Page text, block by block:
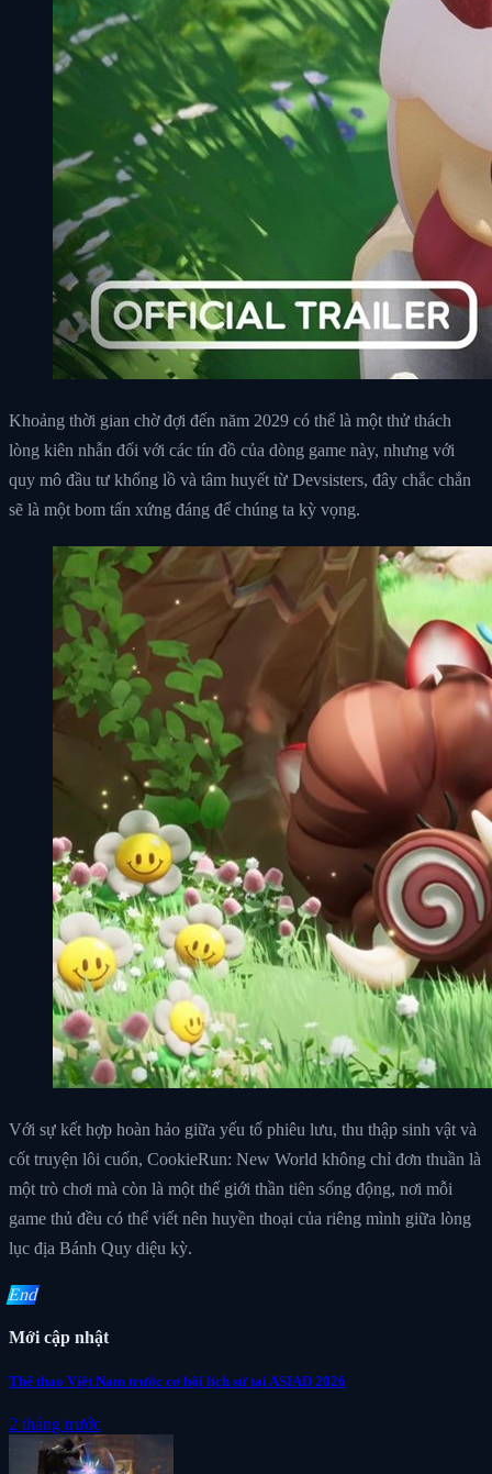
Khoảng thời gian chờ đợi đến năm 2029 có thể là một thử thách
lòng kiên nhẫn đối với các tín đồ của dòng game này, nhưng với
quy mô đầu tư khổng lồ và tâm huyết từ Devsisters, đây chắc chắn
sẽ là một bom tấn xứng đáng để chúng ta kỳ vọng.
Với sự kết hợp hoàn hảo giữa yếu tố phiêu lưu, thu thập sinh vật và
cốt truyện lôi cuốn, CookieRun: New World không chỉ đơn thuần là
một trò chơi mà còn là một thế giới thần tiên sống động, nơi mỗi
game thủ đều có thể viết nên huyền thoại của riêng mình giữa lòng
lục địa Bánh Quy diệu kỳ.
End
Mới cập nhật
Thể thao Việt Nam trước cơ hội lịch sử tại ASIAD 2026
2 tháng trước